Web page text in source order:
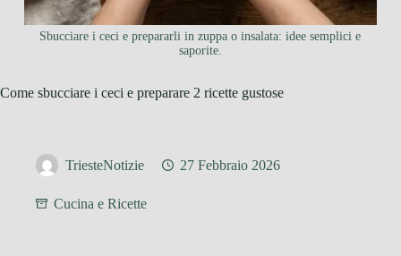
Sbucciare i ceci e prepararli in zuppa o insalata: idee semplici e
saporite.
Come sbucciare i ceci e preparare 2 ricette gustose
TriesteNotizie 27 Febbraio 2026
Cucina e Ricette